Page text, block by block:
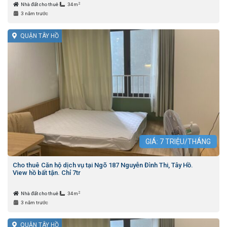
Nhà đất cho thuê 34m 2
3 năm trước
QUẬN TÂY HỒ
GIÁ: 7TRIỆU/THÁNG
Cho thuê Căn hộ dịch vụ tại Ngõ 187 Nguyễn Đình Thi, Tây Hồ.
View hồ bất tận. Chỉ 7tr
Nhà đất cho thuê 34m 2
3 năm trước
QUẬN TÂY HỒ